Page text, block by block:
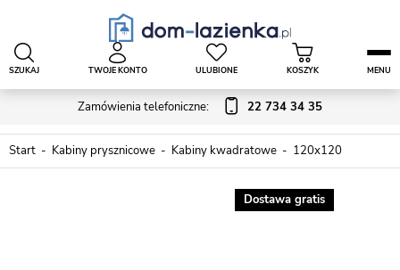
Zamówienia telefoniczne: 22 734 34 35
SZUKAJ TWOJE KONTO ULUBIONE KOSZYK MENU
Start Kabiny prysznicowe Kabiny kwadratowe 120x120
Dostawa gratis